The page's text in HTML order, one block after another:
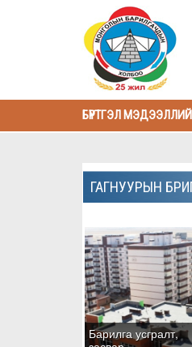
БҮРТГЭЛ
ГАГНУУРЫН
Барилга усгралт,